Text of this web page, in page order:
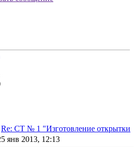
Re: СТ № 1 "Изготовление открытки
янв 2013, 12:13